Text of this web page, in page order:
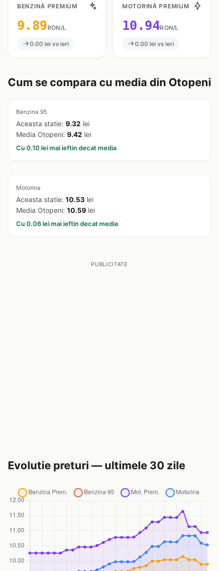
BENZINĂ PREMIUM
9.89 RON/L
0.00 lei vs ieri
MOTORINĂ PREMIUM
10.94RON/L
0.00 lei vs ieri
Cum se compara cu media din Otopeni
Benzina 95
Aceasta statie: 9.32 lei
Media Otopeni: 9.42 lei
Cu 0.10 lei mai ieftin decat media
Motorina
Aceasta statie: 10.53 lei
Media Otopeni: 10.59 lei
Cu 0.06 lei mai ieftin decat media
PUBLICITATE
Evolutie preturi — ultimele 30 zile